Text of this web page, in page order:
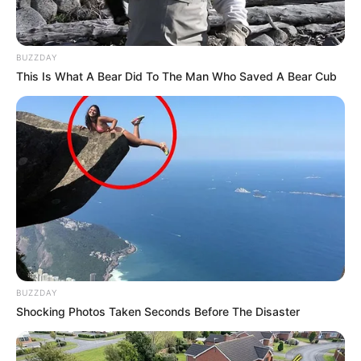
eintragen:
Kompass zu den Nachbarregionen von Neumarkt i.
d. Oberpfalz, Postbauer-Heng und Berg:
der Umgebung von Neumarkt i. d. Oberpfalz, Postbauer-
BUZZDAY
This Is What A Bear Did To The Man Who Saved A Bear Cub
BUZZDAY
Shocking Photos Taken Seconds Before The Disaster